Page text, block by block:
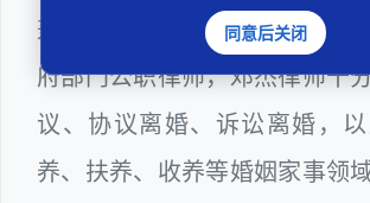
兼任深圳市人民政府听证员、
府部门公职律师，邓杰律师十
议、协议离婚、诉讼离婚，
养、扶养、收养等婚姻家事领
同意后关闭